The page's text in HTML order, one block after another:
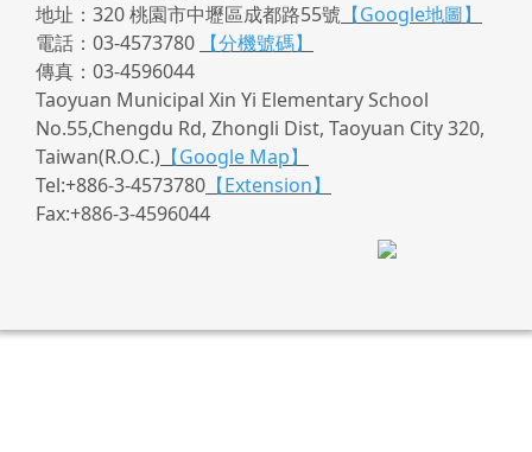
地址：320 桃園市中壢區成都路55號 【Google地圖】
電話：03-4573780
【分機號碼】
傳真：03-4596044
Taoyuan Municipal Xin Yi Elementary School
No.55,Chengdu Rd, Zhongli Dist, Taoyuan City 320,
Taiwan(R.O.C.) 【Google Map】
Tel:+886-3-4573780 【Extension】
Fax:+886-3-4596044